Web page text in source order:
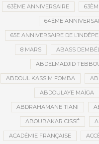
63ÈME ANNIVERSAIRE
64ÈME
65E ANNIVERSAIRE DE
8 MARS ABASS
ABDELMADJID
ABDOUL KASSIM FOMBA
ABDOULAYE MAÏGA
ABDRAHAMANE TIANI
ABOUBAKAR CISSÉ
ACADÉMIE FRANÇAISE